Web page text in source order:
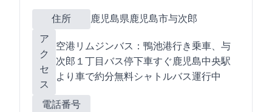
住所
鹿児島県鹿児島市与次郎1-8-10
ア
ク
セ
ス
空港リムジンバス：鴨池港行き乗車、与
次郎１丁目バス停下車すぐ/JR鹿児島中央駅
より車で約10分/無料シャトルバス運行中
電話番号